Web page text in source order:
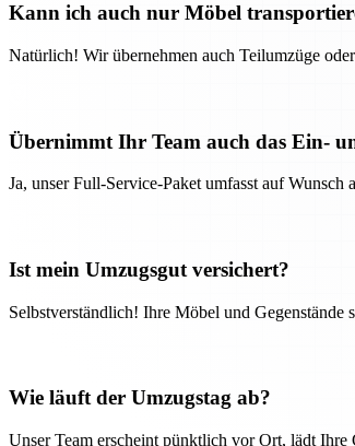
Kann ich auch nur Möbel
Natürlich! Wir übernehmen auch Teilumzüge
Übernimmt Ihr Team auch das Ein-
Ja, unser Full-Service-Paket umfasst auf
Ist mein Umzugsgut versichert?
Selbstverständlich! Ihre Möbel und Gegenstände
Wie läuft der Umzugstag ab?
Unser Team erscheint pünktlich vor Ort, lädt Ihre